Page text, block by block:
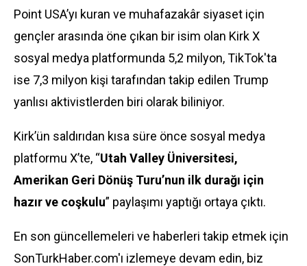
Point USA’yı kuran ve muhafazakâr siyaset için
gençler arasında öne çıkan bir isim olan Kirk X
sosyal medya platformunda 5,2 milyon, TikTok'ta
ise 7,3 milyon kişi tarafından takip edilen Trump
yanlısı aktivistlerden biri olarak biliniyor.
Kirk’ün saldırıdan kısa süre önce sosyal medya
platformu X’te, “Utah Valley Üniversitesi,
Amerikan Geri Dönüş Turu’nun ilk durağı için
hazır ve coşkulu” paylaşımı yaptığı ortaya çıktı.
En son güncellemeleri ve haberleri takip etmek için
SonTurkHaber.com'ı izlemeye devam edin, biz